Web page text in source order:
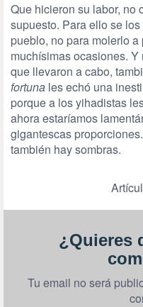
Que hicieron su labor, no
supuesto. Para ello se
pueblo, no para molerlo
muchísimas ocasiones.
que llevaron a cabo,
fortuna les echó una
porque a los yihadistas
ahora estaríamos
gigantescas
también hay sombras.
¿Quieres
Tu email no será